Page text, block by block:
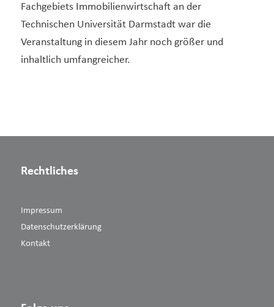
Fachgebiets Immobilienwirtschaft an der
Technischen Universität Darmstadt war die
Veranstaltung in diesem Jahr noch größer und
inhaltlich umfangreicher.
Rechtliches
Impressum
Datenschutzerklärung
Kontakt